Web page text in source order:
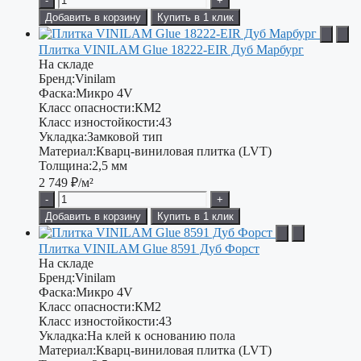
Добавить в корзину
Купить в 1 клик
Плитка VINILAM Glue 18222-EIR Дуб Марбург
На складе
Бренд:Vinilam
Фаска:Микро 4V
Класс опасности:КМ2
Класс изностойкости:43
Укладка:Замковой тип
Материал:Кварц-виниловая плитка (LVT)
Толщина:2,5 мм
2 749 ₽/м²
-
+
Добавить в корзину
Купить в 1 клик
Плитка VINILAM Glue 8591 Дуб Форст
На складе
Бренд:Vinilam
Фаска:Микро 4V
Класс опасности:КМ2
Класс изностойкости:43
Укладка:На клей к основанию пола
Материал:Кварц-виниловая плитка (LVT)